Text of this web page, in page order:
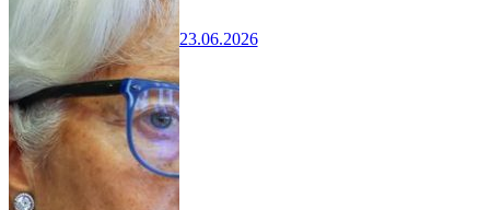
23.06.2026